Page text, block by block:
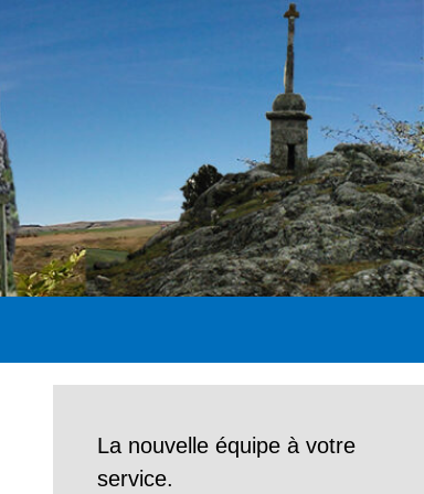
La nouvelle équipe à votre
service.